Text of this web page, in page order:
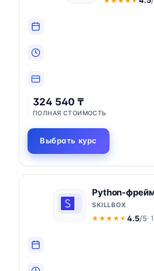
324 540 ₸
ПОЛНАЯ СТОИМОСТЬ
Выбрать курс
Python-
SKILLBOX
★★★★★
★★★★★ 4.5/5·